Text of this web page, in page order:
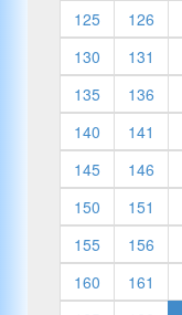
125
126
130
131
135
136
140
141
145
146
150
151
155
156
160
161